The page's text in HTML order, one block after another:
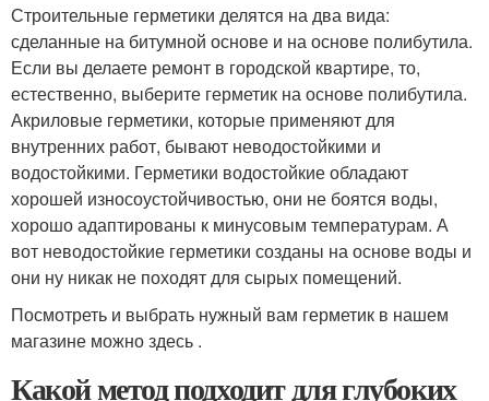
Строительные герметики делятся на два вида:
сделанные на битумной основе и на основе полибутила.
Если вы делаете ремонт в городской квартире, то,
естественно, выберите герметик на основе полибутила.
Акриловые герметики, которые применяют для
внутренних работ, бывают неводостойкими и
водостойкими. Герметики водостойкие обладают
хорошей износоустойчивостью, они не боятся воды,
хорошо адаптированы к минусовым температурам. А
вот неводостойкие герметики созданы на основе воды и
они ну никак не походят для сырых помещений.
Посмотреть и выбрать нужный вам герметик в нашем
магазине можно здесь .
Какой метод подходит для глубоких